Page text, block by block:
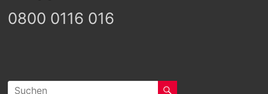
0800 0116 016